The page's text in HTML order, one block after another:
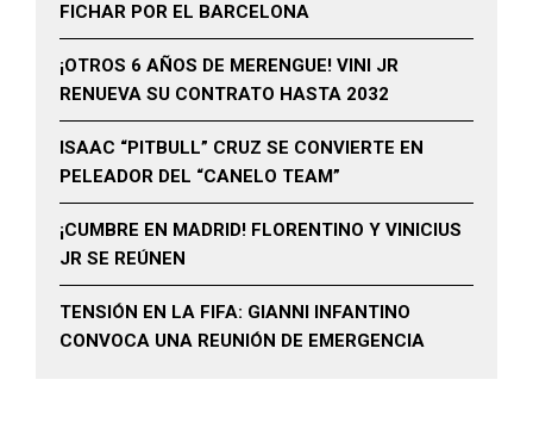
FICHAR POR EL BARCELONA
¡OTROS 6 AÑOS DE MERENGUE! VINI JR
RENUEVA SU CONTRATO HASTA 2032
ISAAC “PITBULL” CRUZ SE CONVIERTE EN
PELEADOR DEL “CANELO TEAM”
¡CUMBRE EN MADRID! FLORENTINO Y VINICIUS
JR SE REÚNEN
TENSIÓN EN LA FIFA: GIANNI INFANTINO
CONVOCA UNA REUNIÓN DE EMERGENCIA